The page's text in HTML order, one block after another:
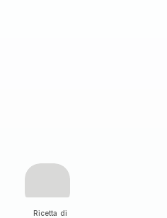
Ricetta di